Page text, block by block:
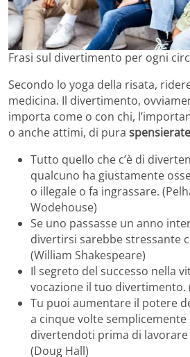
Frasi sul divertimento per ogni
Secondo lo yoga della risata,
medicina. Il divertimento,
importa come o con chi,
o anche attimi, di pura
Tutto quello che c’è di
qualcuno ha giustamente
o illegale o fa ingrassare.
Wodehouse)
Se uno passasse un anno
divertirsi sarebbe stressante
(William Shakespeare)
Il segreto del successo nella
vocazione il tuo divertimento.
Tu puoi aumentare il potere
a cinque volte
divertendoti prima di
(Doug Hall)